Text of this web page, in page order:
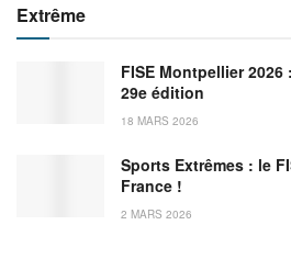
Extrême
FISE Montpellier
29e édition
18 MARS 2026
Sports Extrêmes : le
France !
2 MARS 2026